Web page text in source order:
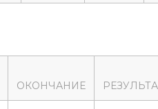
ОКОНЧАНИЕ